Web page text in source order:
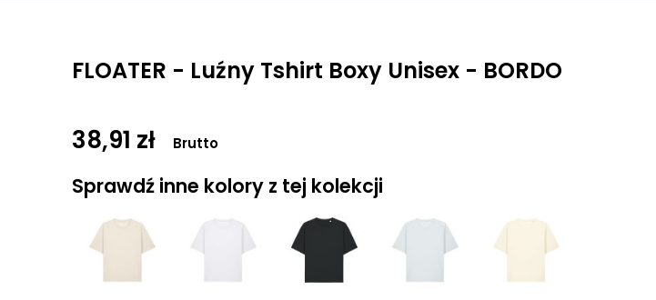
FLOATER - Luźny Tshirt Boxy Unisex - BORDO
38,91 zł Brutto
Sprawdź inne kolory z tej kolekcji